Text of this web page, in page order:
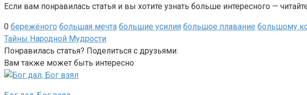
Если вам понравилась статья и вы хотите узнать больше интересного —
0 бережёного большая мечта большие усилия большое плавание большому
Тайны Народной Мудрости
Понравилась статья? Поделиться с друзьями:
Вам также может быть интересно